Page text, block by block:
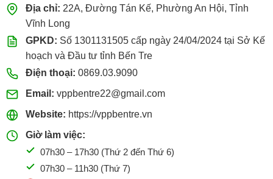
Địa chỉ: 22A, Đường Tán Kế, Phường An Hội, Tỉnh
Vĩnh Long
GPKD: Số 1301131505 cấp ngày 24/04/2024 tại Sở Kế
hoạch và Đầu tư tỉnh Bến Tre
Điện thoại: 0869.03.9090
Email: vppbentre22@gmail.com
Website: https://vppbentre.vn
Giờ làm việc:
07h30 – 17h30 (Thứ 2 đến Thứ 6)
07h30 – 11h30 (Thứ 7)